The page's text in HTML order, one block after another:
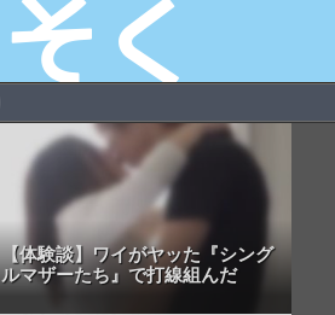
【体験談】ワイがヤッた『シング
ルマザーたち』で打線組んだ